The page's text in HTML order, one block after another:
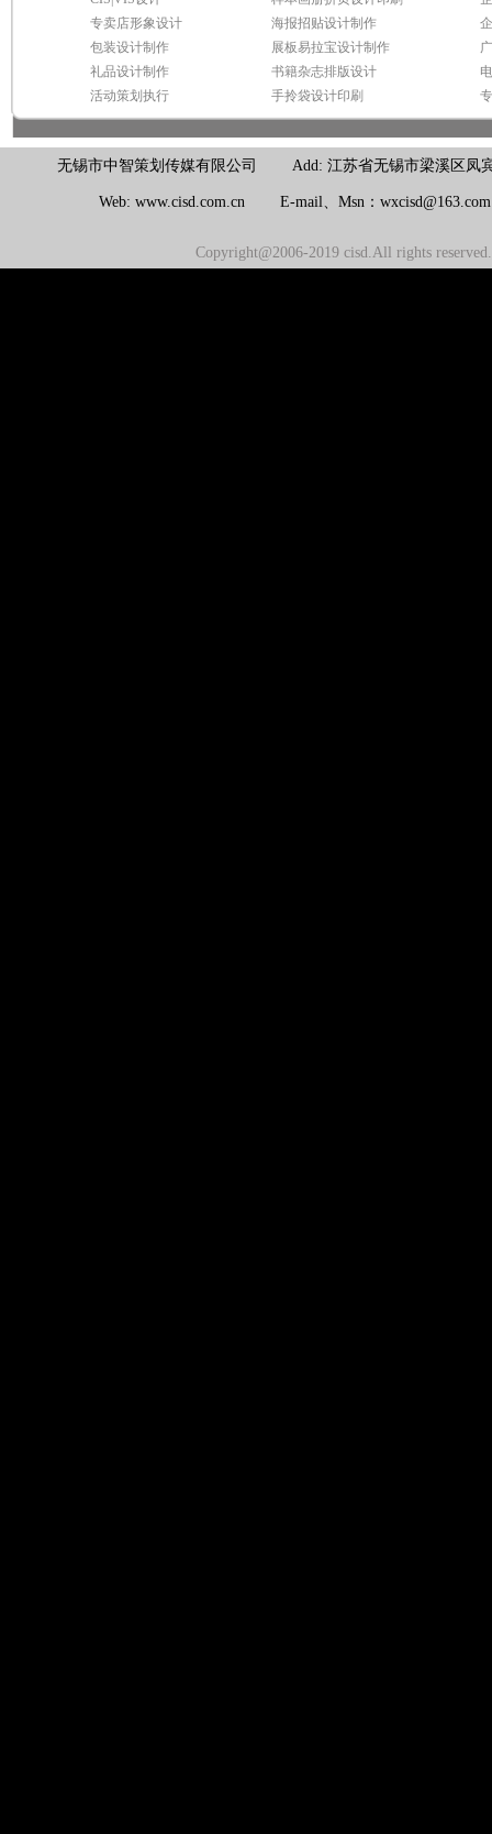
专卖店形象设计
包装设计制作
礼品设计制作
活动策划执行
海报招贴设计制作
展板易拉宝设计制作
书籍杂志排版设计
手拎袋设计印刷
无锡市中智策划传媒有限公司 Add: 江苏省无锡市梁溪区凤
Web: www.cisd.com.cn E-mail、Msn：
Copyright@2006-2019 cisd.All rights